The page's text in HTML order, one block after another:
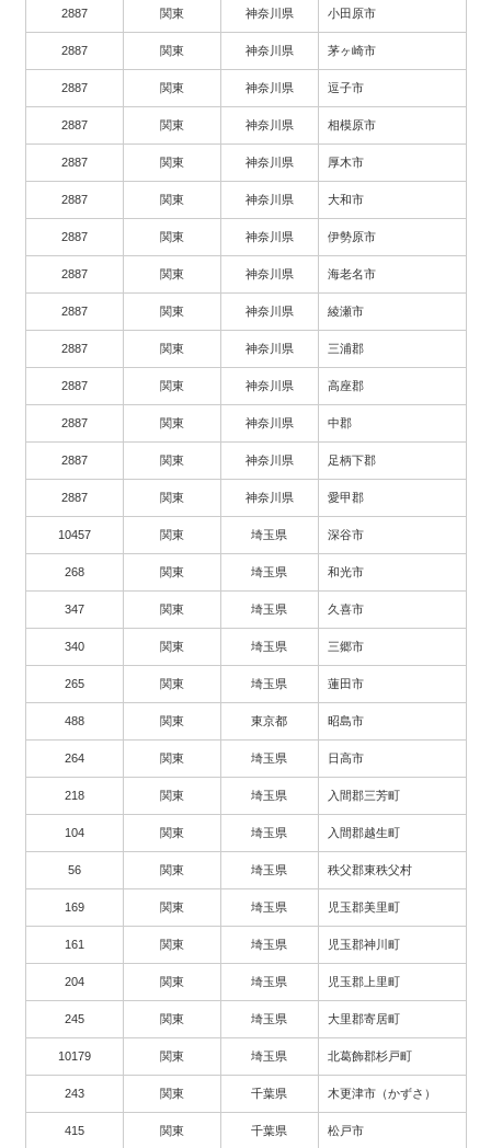
2887 関東 神奈川県 小田原市
2887 関東 神奈川県 茅ヶ崎市
2887 関東 神奈川県 逗子市
2887 関東 神奈川県 相模原市
2887 関東 神奈川県 厚木市
2887 関東 神奈川県 大和市
2887 関東 神奈川県 伊勢原市
2887 関東 神奈川県 海老名市
2887 関東 神奈川県 綾瀬市
2887 関東 神奈川県 三浦郡
2887 関東 神奈川県 高座郡
2887 関東 神奈川県 中郡
2887 関東 神奈川県 足柄下郡
2887 関東 神奈川県 愛甲郡
10457 関東 埼玉県 深谷市
268 関東 埼玉県 和光市
347 関東 埼玉県 久喜市
340 関東 埼玉県 三郷市
265 関東 埼玉県 蓮田市
488 関東 東京都 昭島市
264 関東 埼玉県 日高市
218 関東 埼玉県 入間郡三芳町
104 関東 埼玉県 入間郡越生町
56 関東 埼玉県 秩父郡東秩父村
169 関東 埼玉県 児玉郡美里町
161 関東 埼玉県 児玉郡神川町
204 関東 埼玉県 児玉郡上里町
245 関東 埼玉県 大里郡寄居町
10179 関東 埼玉県 北葛飾郡杉戸町
243 関東 千葉県 木更津市（かずさ）
415 関東 千葉県 松戸市